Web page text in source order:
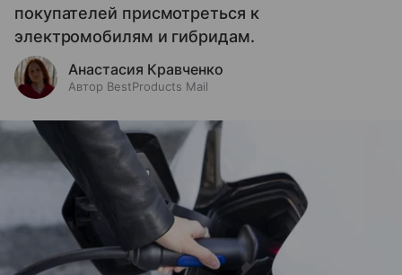
покупателей присмотреться к
электромобилям и гибридам.
Анастасия Кравченко
Автор BestProducts Mail